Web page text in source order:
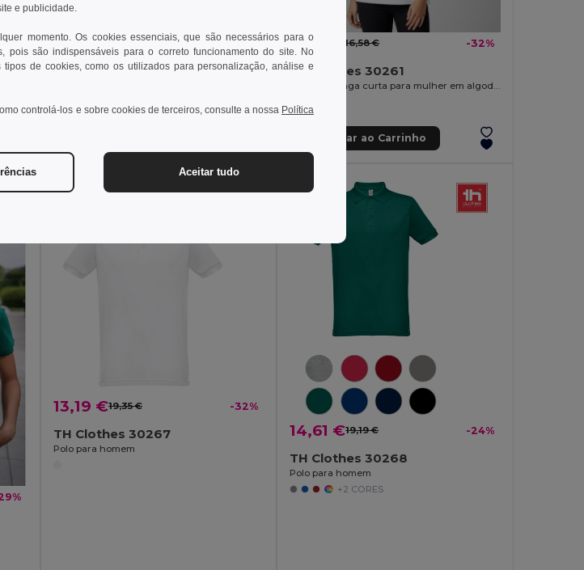
9,81 €13,42 € -27%
Polo bicolor para homem em algodão
11,30 € 16,58 € -32%
TH Clothes 30261
Polo de manga curta para mulher em algodão cardado
Adicionar ao Carrinho
13,19 €19,35 € -32%
TH Clothes 30267
Polo para homem
14,61 €19,19 € -24%
TH Clothes 30268
Polo para homem
+2 CORES
e publicidade.
momento. Os cookies essenciais, que são necessários para o
pois são indispensáveis para o correto funcionamento do site. No
de cookies, como os utilizados para personalização, análise e
controlá-los e sobre cookies de terceiros, consulte a nossa Política
Aceitar tudo